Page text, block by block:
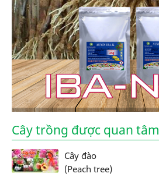
Cây trồng được quan tâm
Cây đào
(Peach tree)